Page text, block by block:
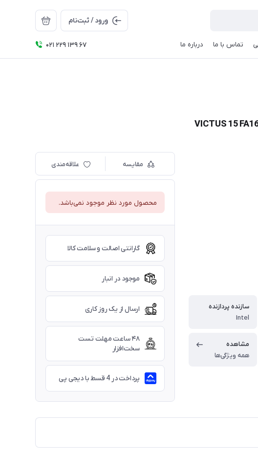
ورود / ثبت‌نام
تماس با ما درباره ما 021 229 139 67
سازنده پردازنده
Intel
مشاهده
همه ویژگی‌ها
مقایسه علاقه‌مندی
محصول مورد نظر موجود نمی‌باشد.
گارانتی اصالت و سلامت کالا
موجود در انبار
ارسال از یک روز کاری
۴۸ ساعت مهلت تست
سخت‌افزار
پرداخت در 4 قسط با دیجی پی